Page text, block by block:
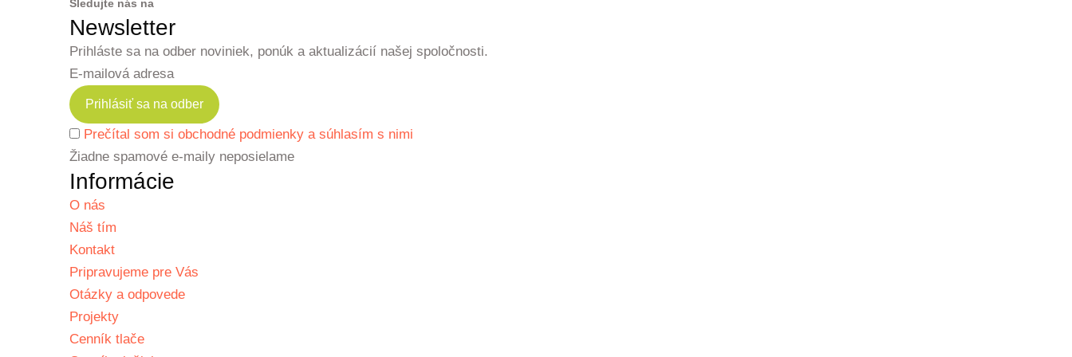
Sledujte nás na
Newsletter
Prihláste sa na odber noviniek, ponúk a aktualizácií našej spoločnosti.
E-mailová adresa
Prečítal som si obchodné podmienky a súhlasím s nimi
Žiadne spamové e-maily neposielame
Informácie
O nás
Náš tím
Kontakt
Pripravujeme pre Vás
Otázky a odpovede
Projekty
Cenník tlače